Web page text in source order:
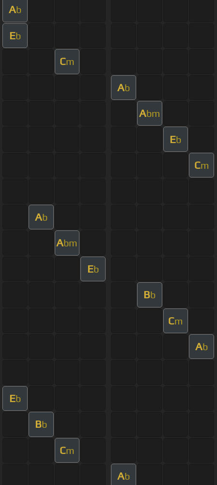
Ab
Eb
Cm
Ab
Abm
Eb
Cm
Ab
Abm
Eb
Bb
Cm
Ab
Eb
Bb
Cm
Ab